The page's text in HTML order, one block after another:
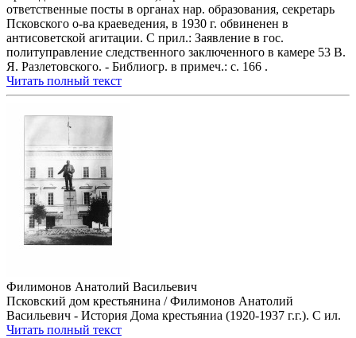
ответственные посты в органах нар. образования, секретарь
Псковского о-ва краеведения, в 1930 г. обвиненен в
антисоветской агитации. С прил.: Заявление в гос.
политуправление следственного заключенного в камере 53 В.
Я. Разлетовского. - Библиогр. в примеч.: с. 166 .
Читать полный текст
Филимонов Анатолий Васильевич
Псковский дом крестьянина / Филимонов Анатолий
Васильевич - История Дома крестьяниа (1920-1937 г.г.). С ил.
Читать полный текст